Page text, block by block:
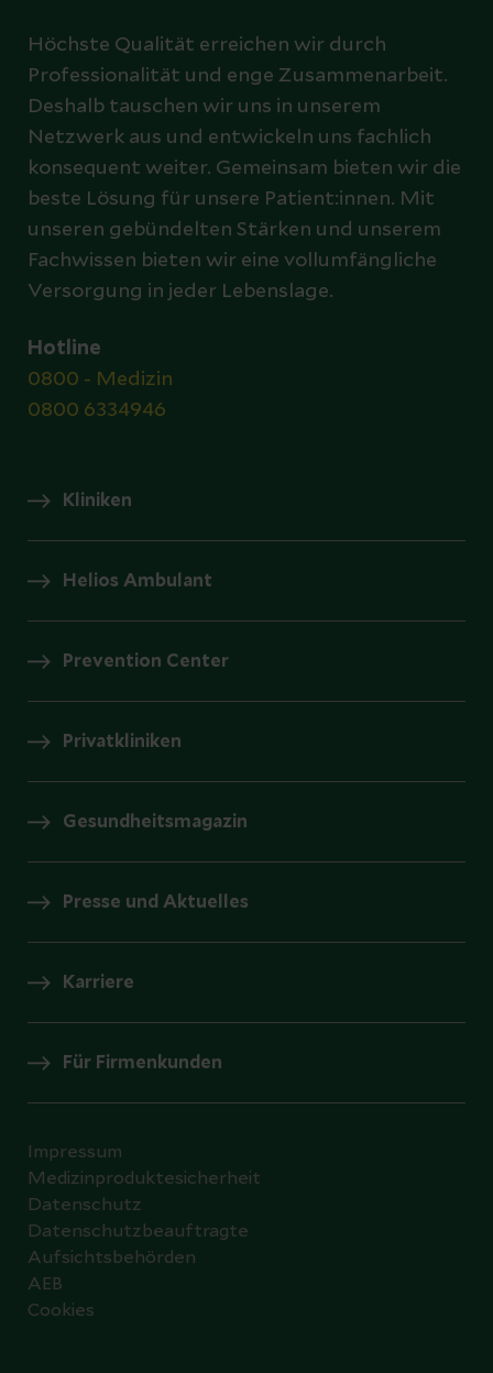
Höchste Qualität erreichen wir durch
Professionalität und enge Zusammenarbeit.
Deshalb tauschen wir uns in unserem
Netzwerk aus und entwickeln uns fachlich
konsequent weiter. Gemeinsam bieten wir die
beste Lösung für unsere Patient:innen. Mit
unseren gebündelten Stärken und unserem
Fachwissen bieten wir eine vollumfängliche
Versorgung in jeder Lebenslage.
Hotline
0800 - Medizin
0800 6334946
Kliniken
Helios Ambulant
Prevention Center
Privatkliniken
Gesundheitsmagazin
Presse und Aktuelles
Karriere
Für Firmenkunden
Impressum
Medizinproduktesicherheit
Datenschutz
Datenschutzbeauftragte
Aufsichtsbehörden
AEB
Cookies